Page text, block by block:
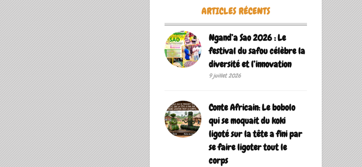
ARTICLES RÉCENTS
Ngand’a Sao 2026 : Le
festival du safou célèbre la
diversité et l’innovation
9 juillet 2026
Conte Africain: Le bobolo
qui se moquait du koki
ligoté sur la tête a fini par
se faire ligoter tout le
corps